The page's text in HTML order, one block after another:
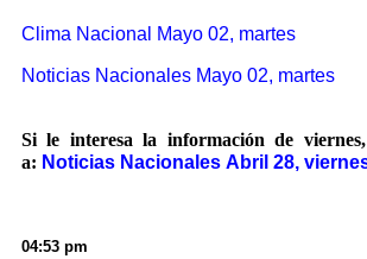
Clima Nacional Mayo 02, martes
Noticias Nacionales Mayo 02, martes
Si le interesa la información de
a: Noticias Nacionales Abril 28,
04:53 pm